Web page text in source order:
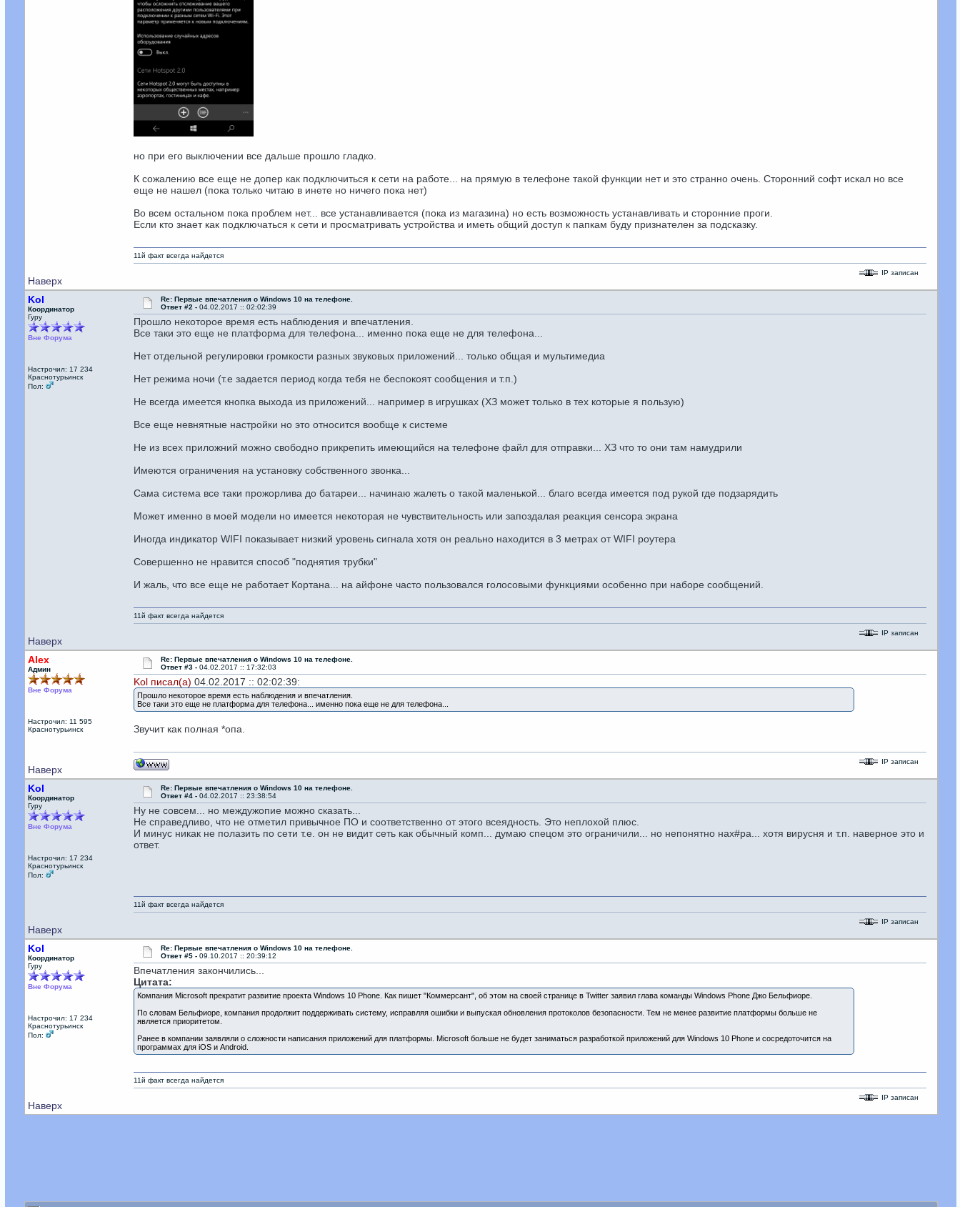
но при его выключении все дальше прошло гладко.
К сожалению все еще не допер как подключиться к сети на работе... на прямую в телефоне такой функции нет и это странно очень. Сторонний софт искал но все
еще не нашел (пока только читаю в инете но ничего пока нет)
Во всем остальном пока проблем нет... все устанавливается (пока из магазина) но есть возможность устанавливать и сторонние проги.
Если кто знает как подключаться к сети и просматривать устройства и иметь общий доступ к папкам буду признателен за подсказку.
Наверх
11й факт всегда найдется
IP записан
Kol
Координатор
Гуру
Вне Форума
Настрочил: 17 234
Краснотурьинск
Пол:
Re: Первые впечатления о Windows 10 на телефоне.
Ответ #2 - 04.02.2017 :: 02:02:39
Прошло некоторое время есть наблюдения и впечатления.
Все таки это еще не платформа для телефона... именно пока еще не для телефона...
Нет отдельной регулировки громкости разных звуковых приложений... только общая и мультимедиа
Нет режима ночи (т.е задается период когда тебя не беспокоят сообщения и т.п.)
Не всегда имеется кнопка выхода из приложений... например в игрушках (ХЗ может только в тех которые я пользую)
Все еще невнятные настройки но это относится вообще к системе
Не из всех приложний можно свободно прикрепить имеющийся на телефоне файл для отправки... ХЗ что то они там намудрили
Имеются ограничения на установку собственного звонка...
Сама система все таки прожорлива до батареи... начинаю жалеть о такой маленькой... благо всегда имеется под рукой где подзарядить
Может именно в моей модели но имеется некоторая не чувствительность или запоздалая реакция сенсора экрана
Иногда индикатор WIFI показывает низкий уровень сигнала хотя он реально находится в 3 метрах от WIFI роутера
Совершенно не нравится способ "поднятия трубки"
И жаль, что все еще не работает Кортана... на айфоне часто пользовался голосовыми функциями особенно при наборе сообщений.
Наверх
11й факт всегда найдется
IP записан
Alex
Админ
Вне Форума
Настрочил: 11 595
Краснотурьинск
Re: Первые впечатления о Windows 10 на телефоне.
Ответ #3 - 04.02.2017 :: 17:32:03
Kol писал(а) 04.02.2017 :: 02:02:39:
Прошло некоторое время есть наблюдения и впечатления.
Все таки это еще не платформа для телефона... именно пока еще не для телефона...
Звучит как полная *опа.
Наверх
IP записан
Kol
Координатор
Гуру
Вне Форума
Настрочил: 17 234
Краснотурьинск
Пол:
Re: Первые впечатления о Windows 10 на телефоне.
Ответ #4 - 04.02.2017 :: 23:38:54
Ну не совсем... но междужопие можно сказать...
Не справедливо, что не отметил привычное ПО и соответственно от этого всеядность. Это неплохой плюс.
И минус никак не полазить по сети т.е. он не видит сеть как обычный комп... думаю спецом это ограничили... но непонятно нах#ра... хотя вирусня и т.п. наверное это и
ответ.
Наверх
11й факт всегда найдется
IP записан
Kol
Координатор
Гуру
Вне Форума
Настрочил: 17 234
Краснотурьинск
Пол:
Re: Первые впечатления о Windows 10 на телефоне.
Ответ #5 - 09.10.2017 :: 20:39:12
Впечатления закончились...
Цитата:
Компания Microsoft прекратит развитие проекта Windows 10 Phone. Как пишет "Коммерсант", об этом на своей странице в Twitter заявил глава команды Windows Phone Джо Бельфиоре.
По словам Бельфиоре, компания продолжит поддерживать систему, исправляя ошибки и выпуская обновления протоколов безопасности. Тем не менее развитие платформы больше не
является приоритетом.
Ранее в компании заявляли о сложности написания приложений для платформы. Microsoft больше не будет заниматься разработкой приложений для Windows 10 Phone и сосредоточится на
программах для iOS и Android.
Наверх
11й факт всегда найдется
IP записан